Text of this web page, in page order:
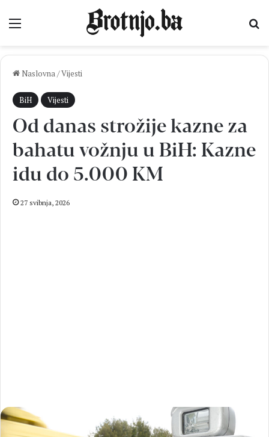
Izbornik
Naslovna/Vijesti
BiH Vijesti
Od danas strožije kazne za
bahatu vožnju u BiH: Kazne
idu do 5.000 KM
27 svibnja, 2026